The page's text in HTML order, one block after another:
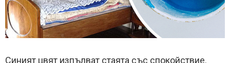
Синият цвят изпълват стаята със спокойствие.